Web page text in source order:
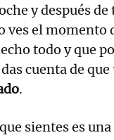
y después
ves el momento
todo y que
cuenta de
.
sientes es